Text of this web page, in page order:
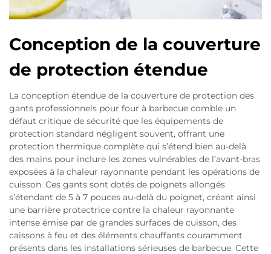
Conception de la couverture
de protection étendue
La conception étendue de la couverture de protection des
gants professionnels pour four à barbecue comble un
défaut critique de sécurité que les équipements de
protection standard négligent souvent, offrant une
protection thermique complète qui s’étend bien au-delà
des mains pour inclure les zones vulnérables de l’avant-bras
exposées à la chaleur rayonnante pendant les opérations de
cuisson. Ces gants sont dotés de poignets allongés
s’étendant de 5 à 7 pouces au-delà du poignet, créant ainsi
une barrière protectrice contre la chaleur rayonnante
intense émise par de grandes surfaces de cuisson, des
caissons à feu et des éléments chauffants couramment
présents dans les installations sérieuses de barbecue. Cette